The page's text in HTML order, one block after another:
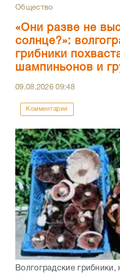
Общество
«Они разве не
солнце?»:
грибники
шампиньонов и
09.08.202609:48
Комментарии
Волгоградские